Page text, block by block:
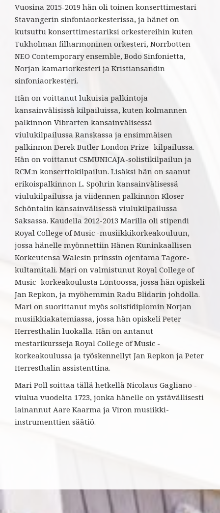
Vuosina 2015-2019 hän oli toinen konserttimestari
Stavangerin sinfoniaorkesterissa, ja hänet on
kutsuttu konserttimestariksi orkestereihin kuten
Tukholman filharmoninen orkesteri, Norrbotten
NEO Contemporary ensemble, Bodo Sinfonietta,
Norjan kamariorkesteri ja Kristiansandin
sinfoniaorkesteri.
Hän on voittanut lukuisia palkintoja
kansainvälisissä kilpailuissa, kuten kolmannen
palkinnon Vibrarten kansainvälisessä
viulukilpailussa Ranskassa ja ensimmäisen
palkinnon Derek Butler London Prize -kilpailussa.
Hän on voittanut CSMUNICAJA-solistikilpailun ja
RCM:n konserttokilpailun. Lisäksi hän on saanut
erikoispalkinnon L. Spohrin kansainvälisessä
viulukilpailussa ja viidennen palkinnon Kloser
Schöntalin kansainvälisessä viulukilpailussa
Saksassa. Kaudella 2012-2013 Marilla oli stipendi
Royal College of Music -musiikkikorkeakouluun,
jossa hänelle myönnettiin Hänen Kuninkaallisen
Korkeutensa Walesin prinssin ojentama Tagore-
kultamitali. Mari on valmistunut Royal College of
Music -korkeakoulusta Lontoossa, jossa hän opiskeli
Jan Repkon, ja myöhemmin Radu Blidarin johdolla.
Mari on suorittanut myös solistidiplomin Norjan
musiikkiakatemiassa, jossa hän opiskeli Peter
Herresthalin luokalla. Hän on antanut
mestarikursseja Royal College of Music -
korkeakoulussa ja työskennellyt Jan Repkon ja Peter
Herresthalin assistenttina.
Mari Poll soittaa tällä hetkellä Nicolaus Gagliano -
viulua vuodelta 1723, jonka hänelle on ystävällisesti
lainannut Aare Kaarma ja Viron musiikki-
instrumenttien säätiö.